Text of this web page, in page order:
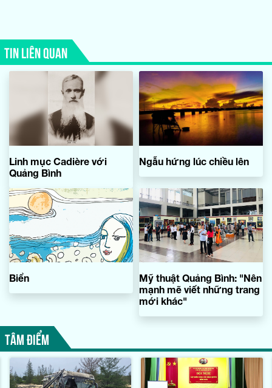
TIN LIÊN QUAN
Linh mục Cadière với
Quảng Bình
Ngẫu hứng lúc chiều lên
Biển
Mỹ thuật Quảng Bình: "Nên
mạnh mẽ viết những trang
mới khác"
TÂM ĐIỂM